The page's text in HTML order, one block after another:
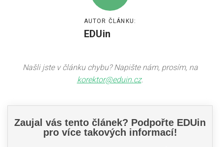
AUTOR ČLÁNKU:
EDUin
Našli jste v článku chybu? Napište nám, prosím, na
korektor@eduin.cz.